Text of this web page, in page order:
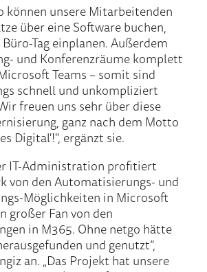
können unsere Mitarbeitenden
über eine Software buchen,
Tag einplanen. Außerdem
und Konferenzräume komplett
Teams – somit sind
schnell und unkompliziert
freuen uns sehr über diese
ganz nach dem Motto
Digital'!", ergänzt sie.
IT-Administration profitiert
von den Automatisierungs- und
Möglichkeiten in Microsoft
großer Fan von den
in M365. Ohne netgo hätte
und genutzt“,
an. „Das Projekt hat unsere